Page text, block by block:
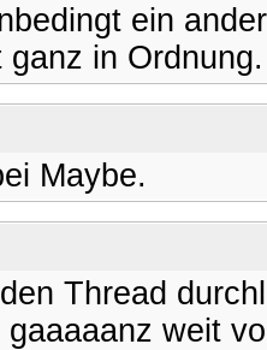
ein
in Ordnung.
Maybe.
Thread
weit